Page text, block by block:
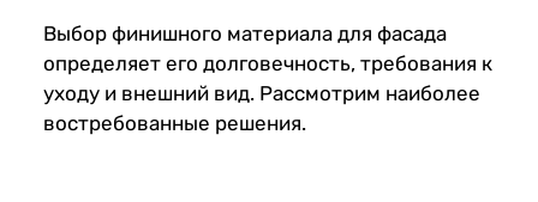
Выбор финишного материала для фасада
определяет его долговечность, требования к
уходу и внешний вид. Рассмотрим наиболее
востребованные решения.